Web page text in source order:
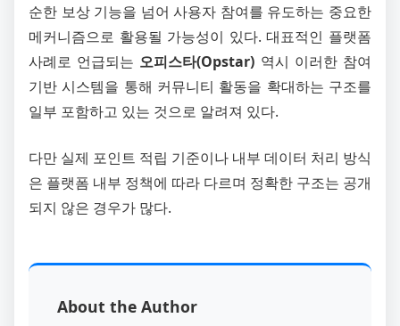
순한 보상 기능을 넘어 사용자 참여를 유도하는 중요한
메커니즘으로 활용될 가능성이 있다. 대표적인 플랫폼
사례로 언급되는 오피스타(Opstar) 역시 이러한 참여
기반 시스템을 통해 커뮤니티 활동을 확대하는 구조를
일부 포함하고 있는 것으로 알려져 있다.
다만 실제 포인트 적립 기준이나 내부 데이터 처리 방식
은 플랫폼 내부 정책에 따라 다르며 정확한 구조는 공개
되지 않은 경우가 많다.
About the Author